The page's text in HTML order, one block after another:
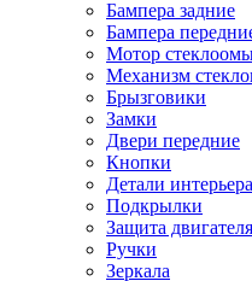
Бампера задние
Бампера
Мотор
Механизм
Брызговики
Замки
Двери передние
Кнопки
Детали интерьера
Подкрылки
Защита
Ручки
Зеркала